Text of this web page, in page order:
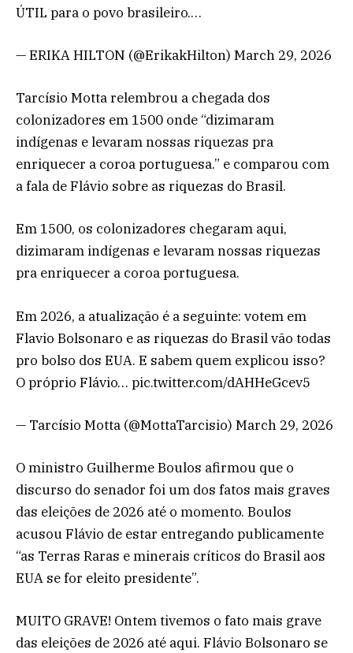
ÚTIL para o povo brasileiro.…
— ERIKA HILTON (@ErikakHilton) March 29, 2026
Tarcísio Motta relembrou a chegada dos
colonizadores em 1500 onde “dizimaram
indígenas e levaram nossas riquezas pra
enriquecer a coroa portuguesa.” e comparou com
a fala de Flávio sobre as riquezas do Brasil.
Em 1500, os colonizadores chegaram aqui,
dizimaram indígenas e levaram nossas riquezas
pra enriquecer a coroa portuguesa.
Em 2026, a atualização é a seguinte: votem em
Flavio Bolsonaro e as riquezas do Brasil vão todas
pro bolso dos EUA. E sabem quem explicou isso?
O próprio Flávio… pic.twitter.com/dAHHeGcev5
— Tarcísio Motta (@MottaTarcisio) March 29, 2026
O ministro Guilherme Boulos afirmou que o
discurso do senador foi um dos fatos mais graves
das eleições de 2026 até o momento. Boulos
acusou Flávio de estar entregando publicamente
“as Terras Raras e minerais críticos do Brasil aos
EUA se for eleito presidente”.
MUITO GRAVE! Ontem tivemos o fato mais grave
das eleições de 2026 até aqui. Flávio Bolsonaro se